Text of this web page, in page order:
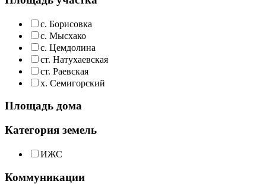
с. Борисовка
с. Мысхако
с. Цемдолина
ст. Натухаевская
ст. Раевская
х. Семигорский
Площадь дома
Категория земель
ИЖС
Коммуникации